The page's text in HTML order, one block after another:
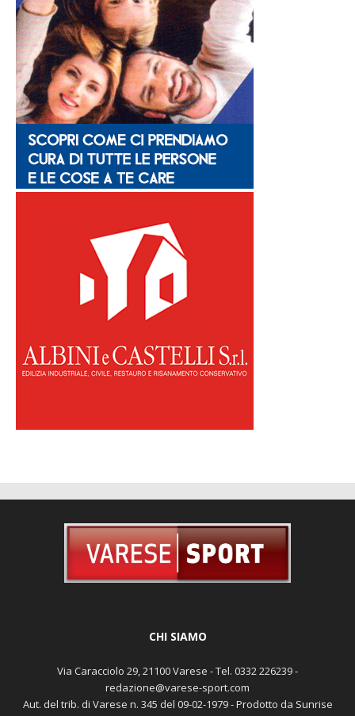
CHI SIAMO
Via Caracciolo 29, 21100 Varese - Tel. 0332 226239 -
redazione@varese-sport.com
Aut. del trib. di Varese n. 345 del 09-02-1979 - Prodotto da Sunrise